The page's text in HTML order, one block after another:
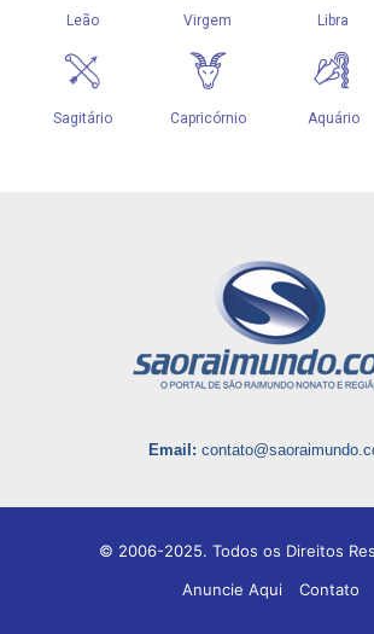
Email:
© 2006-2025. Todos os Direitos
Anuncie Aqui
Contato